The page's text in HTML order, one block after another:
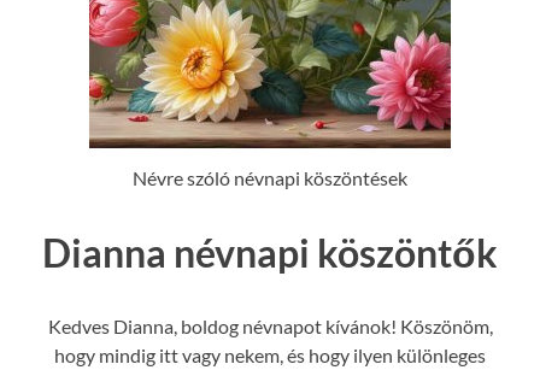
Névre szóló névnapi köszöntések
Dianna névnapi köszöntők
Kedves Dianna, boldog névnapot kívánok! Köszönöm,
hogy mindig itt vagy nekem, és hogy ilyen különleges